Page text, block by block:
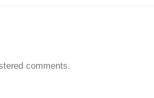
comments.